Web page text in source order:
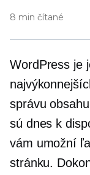
8 min čítané
WordPress je
správu
sú dnes k
vám umožní
stránku.